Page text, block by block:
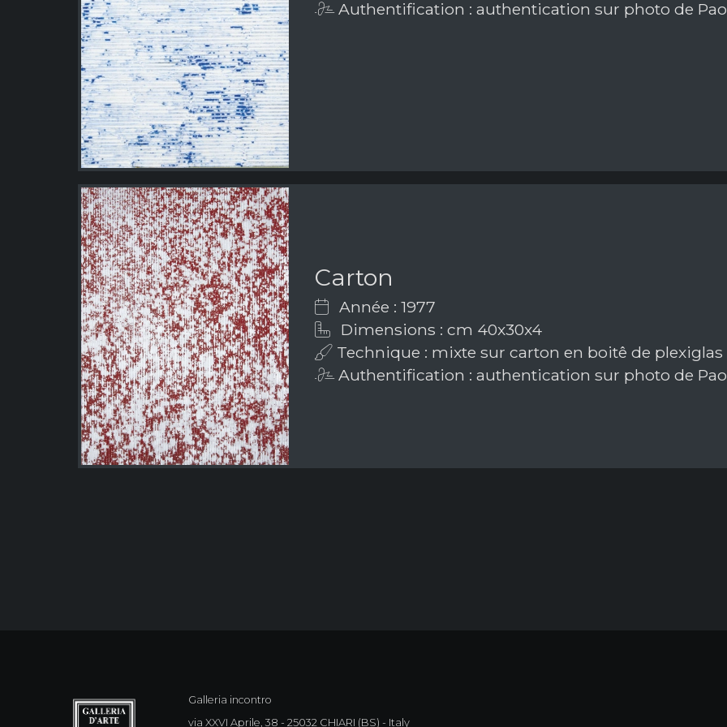
Authentification : authentication sur photo de
Carton
Année : 1977
Dimensions : cm 40x30x4
Technique : mixte sur carton en boitê de plexiglas
Authentification : authentication sur photo de
Galleria incontro
via XXVI Aprile, 38 - 25032 CHIARI (BS) - Italy